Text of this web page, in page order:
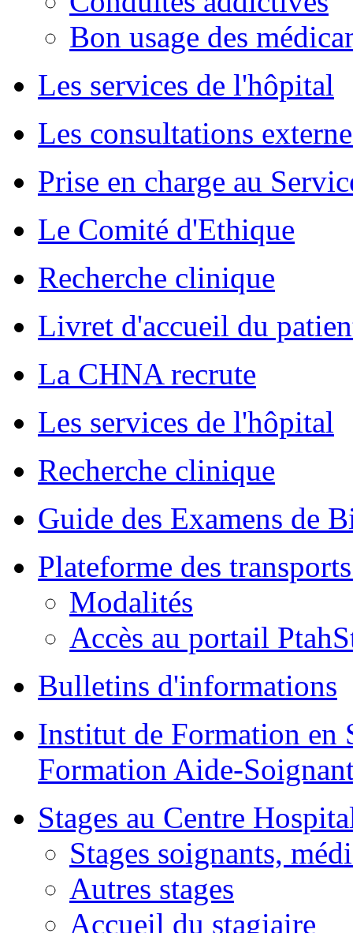
Bon usage des
Les services de l'hôpital
Les consultations
Prise en charge au
Le Comité d'Ethique
Recherche clinique
Livret d'accueil du
La CHNA recrute
Les services de l'hôpital
Recherche clinique
Guide des Examens de
Plateforme des
Modalités
Accès au portail
Bulletins d'informations
Institut de Formation
Formation Aide-
Stages au Centre
Stages soignants,
Autres stages
Accueil du stagiaire